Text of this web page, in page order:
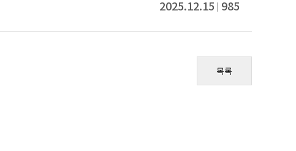
2025.12.15 985
목록